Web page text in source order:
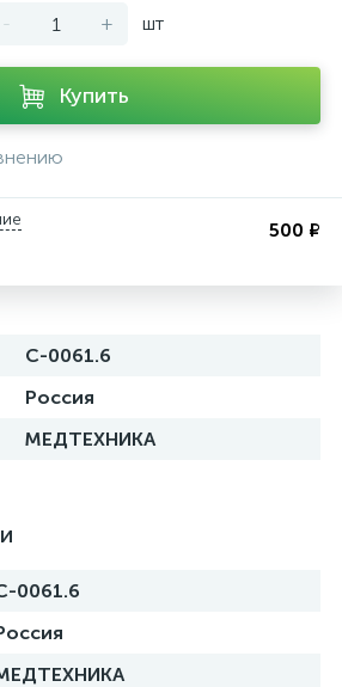
- + шт
Купить
500 ₽
C-0061.6
Россия
МЕДТЕХНИКА
0061.6